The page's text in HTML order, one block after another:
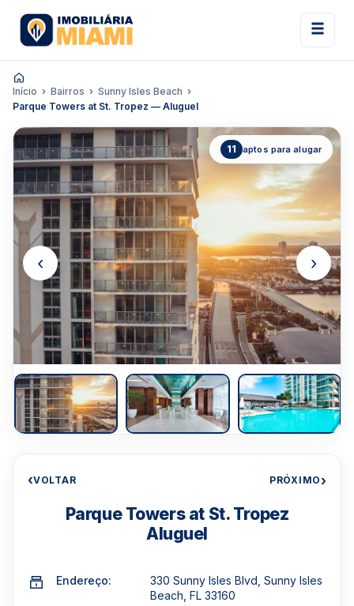
Início Bairros
Sunny Isles Beach
Parque Towers at St. Tropez — Aluguel
11 aptos para alugar
‹ ›
‹VOLTAR PRÓXIMO›
Parque Towers at St. Tropez
Aluguel
Endereço:
330 Sunny Isles Blvd, Sunny Isles
Beach, FL 33160